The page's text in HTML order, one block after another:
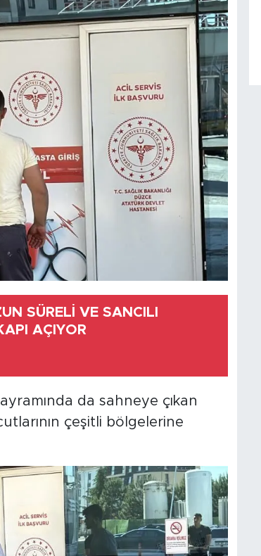
SÜRELİ VE SANCILI
AÇIYOR
da sahneye çıkan
çeşitli bölgelerine